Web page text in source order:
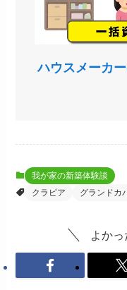
ハウスメーカ
我が家の新築体験談
クラピア
グランドカ
よかっ